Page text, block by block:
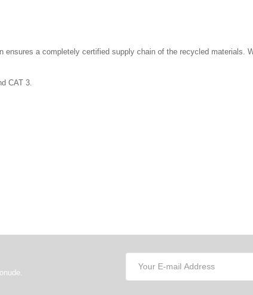
a completely certified supply chain of the recycled materials.
CAT 3.